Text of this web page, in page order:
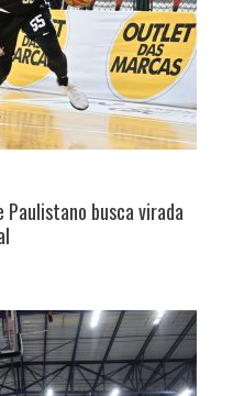
Paulistano busca virada